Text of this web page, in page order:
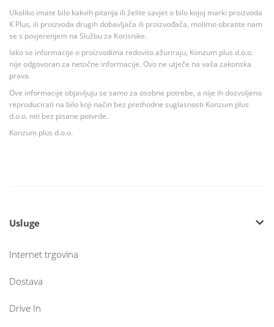
Ukoliko imate bilo kakvih pitanja ili želite savjet o bilo kojoj marki proizvoda
K Plus, ili proizvoda drugih dobavljača ili proizvođača, molimo obratite nam
se s povjerenjem na Službu za Korisnike.
Iako se informacije o proizvodima redovito ažuriraju, Konzum plus d.o.o.
nije odgovoran za netočne informacije. Ovo ne utječe na vaša zakonska
prava.
Ove informacije objavljuju se samo za osobne potrebe, a nije ih dozvoljeno
reproducirati na bilo koji način bez prethodne suglasnosti Konzum plus
d.o.o. niti bez pisane potvrde.
Konzum plus d.o.o.
Usluge
Internet trgovina
Dostava
Drive In